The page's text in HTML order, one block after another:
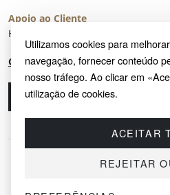
Utilizamos cookies para
navegação, fornecer conteúdo
nosso tráfego. Ao clicar em
utilização de cookies.
ACEITAR
REJEITAR
Apoio ao Cliente
Horário de Atendimento: seg – sex
Centro de Ajuda
Ligue-nos